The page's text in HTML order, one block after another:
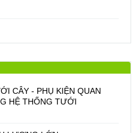
CÂY - PHỤ KIỆN QUAN
HỆ THỐNG TƯỚI